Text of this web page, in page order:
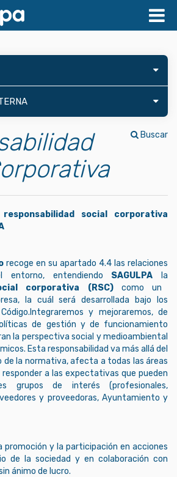
Buscar
social corporativa
recoge en su apartado 4.4 las relaciones
entorno, entendiendo SAGULPA
la
corporativa (RSC) como un
la cuál será desarrollada bajo los
y mejoraremos, de
de gestión y de funcionamiento
la perspectiva social y medioambiental
Esta responsabilidad va más allá del
la normativa, afecta a todas las áreas
a las expectativas que pueden
grupos de interés (profesionales,
y proveedoras, Ayuntamiento y
promoción y la participación en acciones
de la sociedad y en colaboración con
ánimo de lucro.